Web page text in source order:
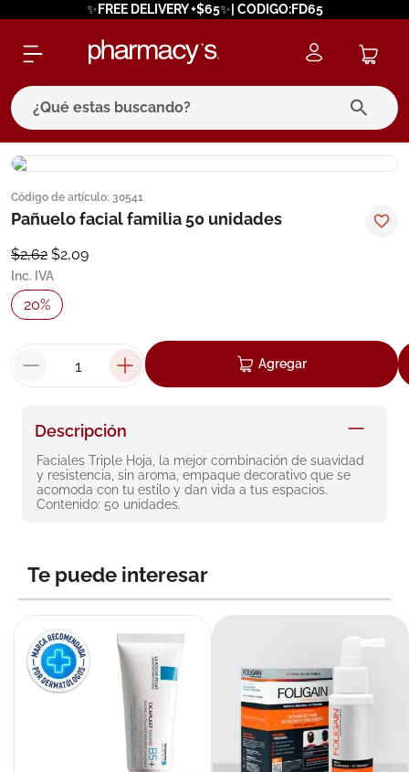
✨FREE DELIVERY +$65✨| CODIGO:FD65
¿Qué estas buscando?
Código de artículo: 30541
Pañuelo facial familia 50 unidades
$2,62 $2,09
Inc. IVA
20%
Agregar
Descripción
Faciales Triple Hoja, la mejor combinación de suavidad
y resistencia, sin aroma, empaque decorativo que se
acomoda con tu estilo y dan vida a tus espacios.
Contenido: 50 unidades.
Te puede interesar
términos más buscados
1. eucerin
bioderma
4. pilexil
degraler
8. roche posay
9. megacistin
10.pañales